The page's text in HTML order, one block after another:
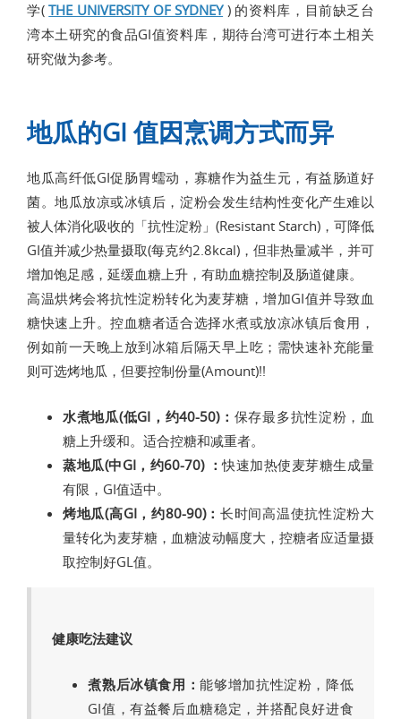
学(THE UNIVERSITY OF SYDNEY) 的资料库，目前缺乏台
湾本土研究的食品GI值资料库，期待台湾可进行本土相关
研究做为参考。
地瓜的GI 值因烹调方式而异
地瓜高纤低GI促肠胃蠕动，寡糖作为益生元，有益肠道好
菌。地瓜放凉或冰镇后，淀粉会发生结构性变化产生难以
被人体消化吸收的「抗性淀粉」(Resistant Starch)，可降低
GI值并减少热量摄取(每克约2.8kcal)，但非热量减半，并可
增加饱足感，延缓血糖上升，有助血糖控制及肠道健康。
高温烘烤会将抗性淀粉转化为麦芽糖，增加GI值并导致血
糖快速上升。控血糖者适合选择水煮或放凉冰镇后食用，
例如前一天晚上放到冰箱后隔天早上吃；需快速补充能量
则可选烤地瓜，但要控制份量(Amount)!!
水煮地瓜(低GI，约40-50)： 保存最多抗性淀粉，血
糖上升缓和。适合控糖和减重者。
蒸地瓜(中GI，约60-70) ：快速加热使麦芽糖生成量
有限，GI值适中。
烤地瓜(高GI，约80-90)： 长时间高温使抗性淀粉大
量转化为麦芽糖，血糖波动幅度大，控糖者应适量摄
取控制好GL值。
健康吃法建议
煮熟后冰镇食用：能够增加抗性淀粉，降低
GI值，有益餐后血糖稳定，并搭配良好进食